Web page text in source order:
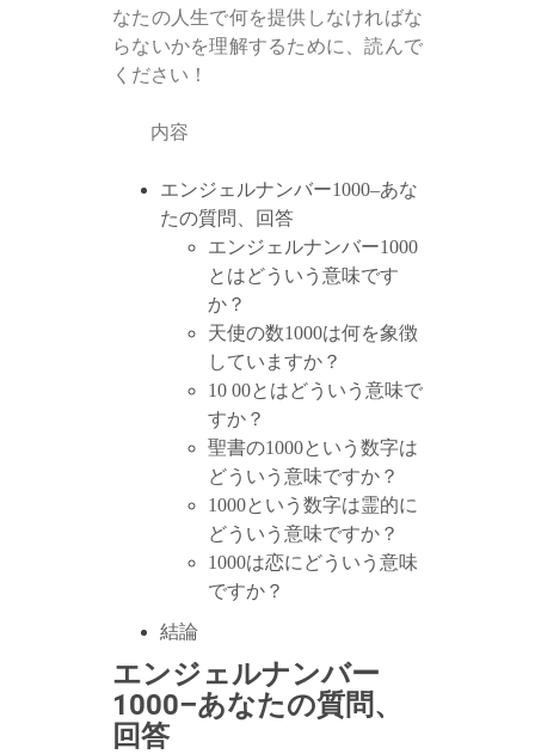
なたの人生で何を提供しなければな
らないかを理解するために、読んで
ください！
内容
エンジェルナンバー1000–あな
たの質問、回答
エンジェルナンバー1000
とはどういう意味です
か？
天使の数1000は何を象徴
していますか？
10 00とはどういう意味で
すか？
聖書の1000という数字は
どういう意味ですか？
1000という数字は霊的に
どういう意味ですか？
1000は恋にどういう意味
ですか？
結論
エンジェルナンバー
1000–あなたの質問、
回答